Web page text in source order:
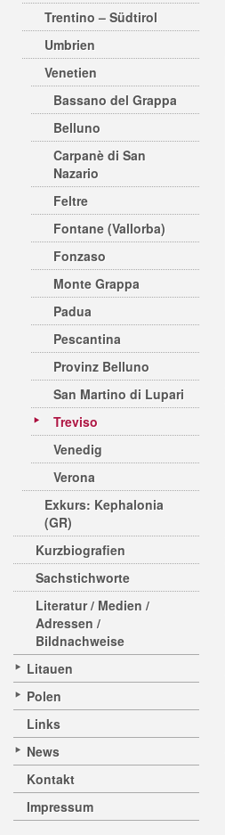
Trentino – Südtirol
Umbrien
Venetien
Bassano del Grappa
Belluno
Carpanè di San
Nazario
Feltre
Fontane (Vallorba)
Fonzaso
Monte Grappa
Padua
Pescantina
Provinz Belluno
San Martino di Lupari
Treviso
Venedig
Verona
Exkurs: Kephalonia
(GR)
Kurzbiografien
Sachstichworte
Literatur / Medien /
Adressen /
Bildnachweise
Litauen
Polen
Links
News
Kontakt
Impressum